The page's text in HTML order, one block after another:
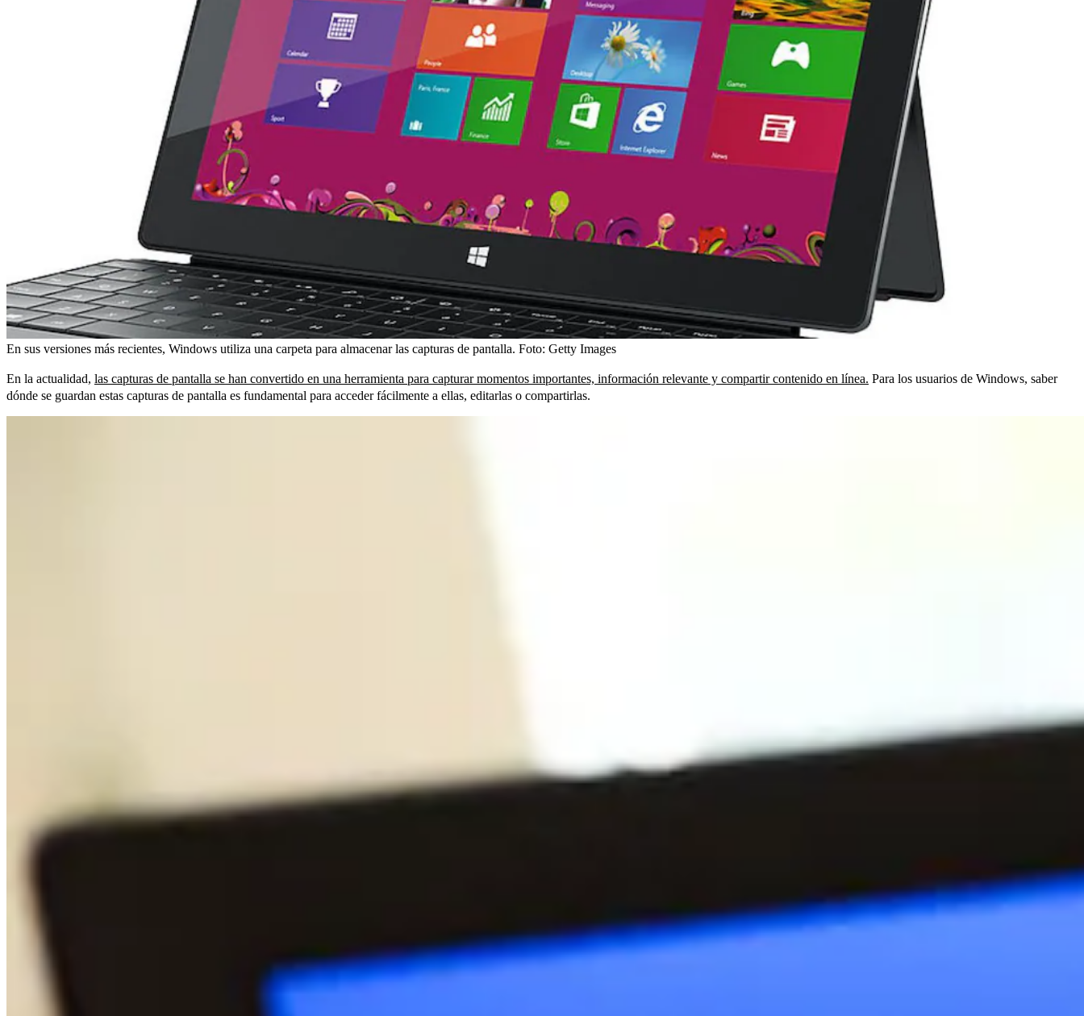
En sus versiones más recientes, Windows utiliza una carpeta para almacenar las capturas de pantalla. Foto: Getty Images
En la actualidad, las capturas de pantalla se han convertido en una herramienta para capturar momentos importantes, información relevante y compartir contenido en línea. Para los usuarios de Windows, saber
dónde se guardan estas capturas de pantalla es fundamental para acceder fácilmente a ellas, editarlas o compartirlas.